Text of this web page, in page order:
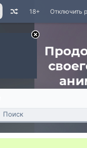
Отключить
18+
Поиск